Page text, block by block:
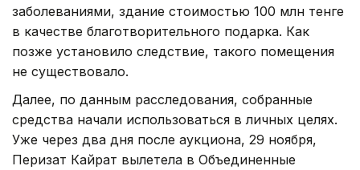
заболеваниями, здание стоимостью 100 млн тенге
в качестве благотворительного подарка. Как
позже установило следствие, такого помещения
не существовало.
Далее, по данным расследования, собранные
средства начали использоваться в личных целях.
Уже через два дня после аукциона, 29 ноября,
Перизат Кайрат вылетела в Объединенные